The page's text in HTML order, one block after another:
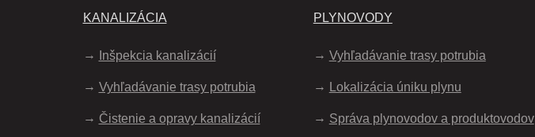
KANALIZÁCIA
Inšpekcia kanalizácií
Vyhľadávanie trasy potrubia
Čistenie a opravy kanalizácií
PLYNOVODY
Vyhľadávanie trasy potrubia
Lokalizácia úniku plynu
Správa plynovodov a produktovodov